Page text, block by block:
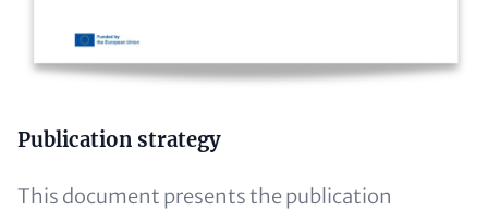
Text
Publication strategy
This document presents the publication